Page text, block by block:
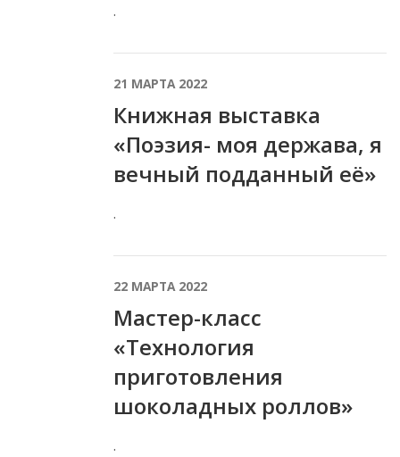
.
21 МАРТА 2022
Книжная выставка
«Поэзия- моя держава, я
вечный подданный её»
.
22 МАРТА 2022
Мастер-класс
«Технология
приготовления
шоколадных роллов»
.